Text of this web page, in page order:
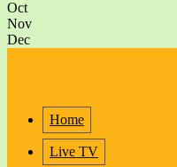
Oct
Nov
Dec
Home
Live TV